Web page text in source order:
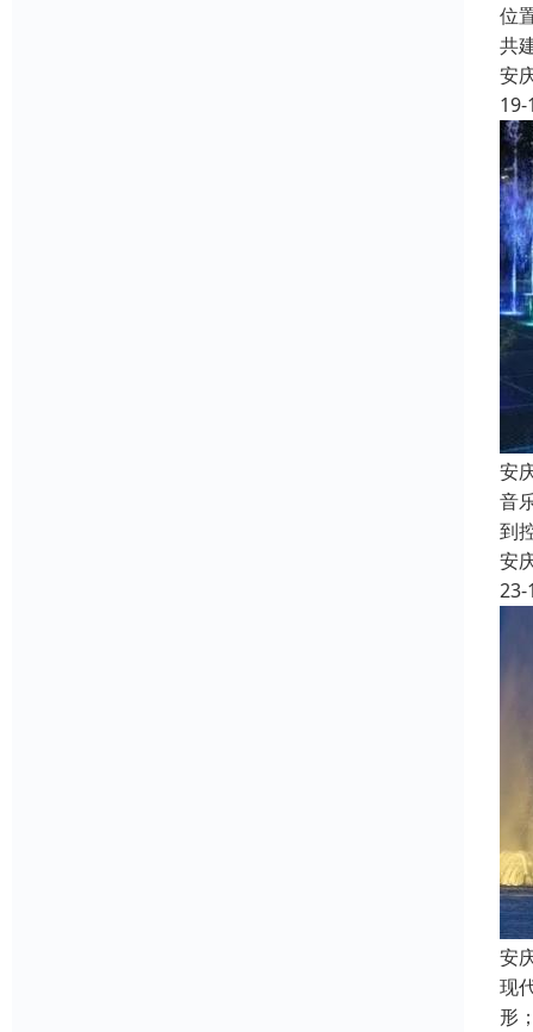
位
共
安
19-
安
音
到
安
23-
安
现
形